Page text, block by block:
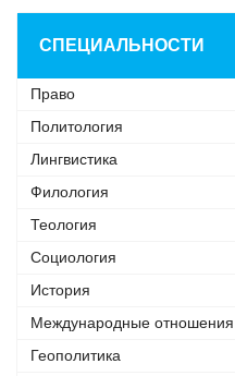
СПЕЦИАЛЬНОСТИ
Право
Политология
Лингвистика
Филология
Теология
Социология
История
Международные отношения
Геополитика